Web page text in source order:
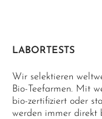
LABORTESTS
Wir selektieren
Bio-Teefarmen. Mit
bio-zertifiziert oder
werden immer direkt